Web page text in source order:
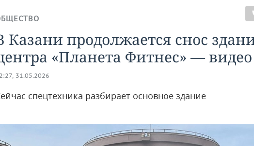
Казани продолжается снос
«Планета Фитнес» — видео
31.05.2026
спецтехника разбирает основное здание